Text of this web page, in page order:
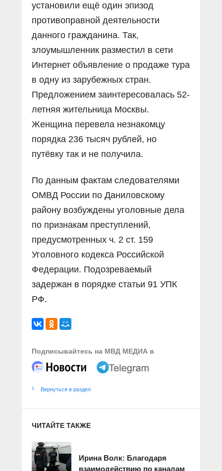
установили ещё один эпизод
противоправной деятельности
данного гражданина. Так,
злоумышленник разместил в сети
Интернет объявление о продаже тура
в одну из зарубежных стран.
Предложением заинтересовалась 52-
летняя жительница Москвы.
Женщина перевела незнакомцу
порядка 236 тысяч рублей, но
путёвку так и не получила.
По данным фактам следователями
ОМВД России по Даниловскому
району возбуждены уголовные дела
по признакам преступлений,
предусмотренных ч. 2 ст. 159
Уголовного кодекса Российской
Федерации. Подозреваемый
задержан в порядке статьи 91 УПК
РФ.
Подписывайтесь на МВД МЕДИА в
Вернуться в раздел
ЧИТАЙТЕ ТАКЖЕ
Ирина Волк: Благодаря
взаимодействию по каналам